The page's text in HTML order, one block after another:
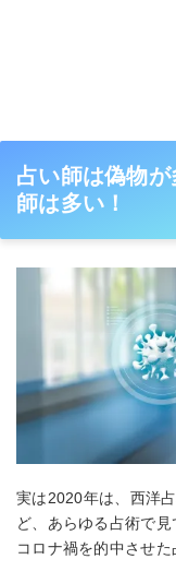
占い師は偽物
師は多い！
実は2020年は、西洋
ど、あらゆる占術で
コロナ禍を的中させた